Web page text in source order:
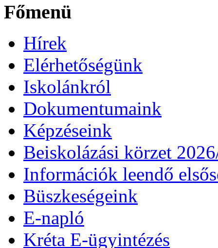
Főmenü
Hírek
Elérhetőségünk
Iskolánkról
Dokumentumaink
Képzéseink
Beiskolázási körzet
Információk leendő
Büszkeségeink
E-napló
Kréta E-ügyintézés